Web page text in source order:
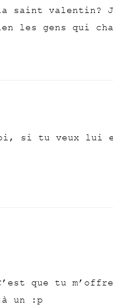
saint valentin?
les gens qui
si tu veux lui
que tu
un :p